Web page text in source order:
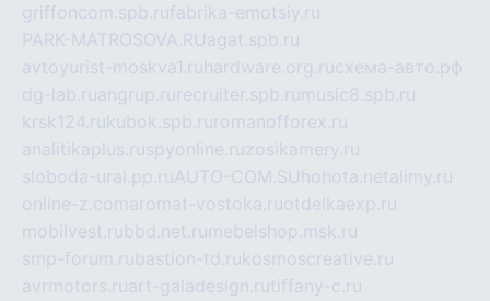
griffoncom.spb.rufabrika-emotsiy.ru
PARK-MATROSOVA.RUagat.spb.ru
avtoyurist-moskva1.ru hardware.org.ruсхема-авто.рф
dg-lab.ruangrup.ru recruiter.spb.ru music8.spb.ru
krsk124.rukubok.spb.ru romanofforex.ru
analitikaplus.ruspyonline.ruzosikamery.ru
sloboda-ural.pp.ruAUTO-COM.SU hohota.netalimy.ru
online-z.comaromat-vostoka.ruotdelkaexp.ru
mobilvest.rubbd.net.ru mebelshop.msk.ru
smp-forum.rubastion-td.rukosmoscreative.ru
avrmotors.ruart-galadesign.rutiffany-c.ru